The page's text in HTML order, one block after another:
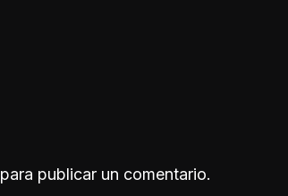
para publicar un comentario.